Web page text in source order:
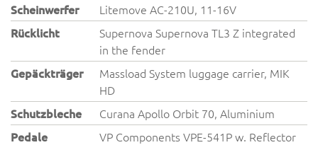
Scheinwerfer
Litemove AC-210U, 11-16V
Rücklicht
Supernova Supernova TL3 Z integrated
in the fender
Gepäckträger
Massload System luggage carrier, MIK
HD
Schutzbleche
Curana Apollo Orbit 70, Aluminium
Pedale
VP Components VPE-541P w. Reflector